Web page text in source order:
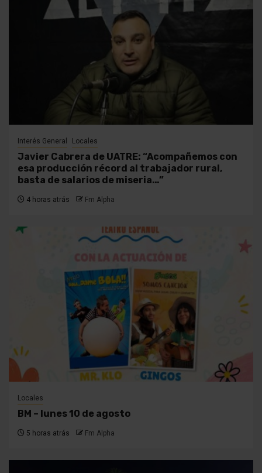
Interés General Locales
Javier Cabrera de UATRE: “Acompañemos con
esa producción récord al trabajador rural,
basta de salarios de miseria…”
4 horas atrás Fm Alpha
Locales
BM – lunes 10 de agosto
5 horas atrás Fm Alpha